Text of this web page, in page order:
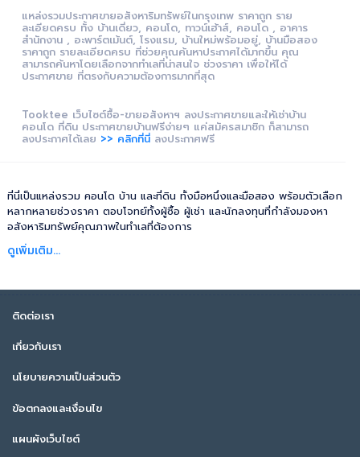
แหล่งรวมประกาศขายอสังหาริมทรัพย์ในกรุงเทพ ราคาถูก ราย
ละเอียดครบ ทั้ง บ้านเดี่ยว, คอนโด, ทาวน์เฮ้าส์, คอนโด , อาคาร
สำนักงาน , อะพาร์ตเม้นต์, โรงแรม, บ้านใหม่พร้อมอยู่, บ้านมือสอง
ราคาถูก รายละเอียดครบ ที่ช่วยคุณค้นหาประกาศได้มากขึ้น คุณ
สามารถค้นหาโดยเลือกจากทำเลที่น่าสนใจ ช่วงราคา เพื่อให้ได้
ประกาศขาย ที่ตรงกับความต้องการมากที่สุด
Tooktee เว็บไซต์ซื้อ-ขายอสังหาฯ ลงประกาศขายและให้เช่าบ้าน
คอนโด ที่ดิน ประกาศขายบ้านฟรีง่ายๆ แค่สมัครสมาชิก ก็สามารถ
ลงประกาศได้เลย >> คลิกที่นี่ ลงประกาศฟรี
ที่นี่เป็นแหล่งรวม คอนโด บ้าน และที่ดิน ทั้งมือหนึ่งและมือสอง พร้อมตัวเลือก
หลากหลายช่วงราคา ตอบโจทย์ทั้งผู้ซื้อ ผู้เช่า และนักลงทุนที่กำลังมองหา
อสังหาริมทรัพย์คุณภาพในทำเลที่ต้องการ
ดูเพิ่มเติม...
ติดต่อเรา
เกี่ยวกับเรา
นโยบายความเป็นส่วนตัว
ข้อตกลงและเงื่อนไข
แผนผังเว็บไซต์